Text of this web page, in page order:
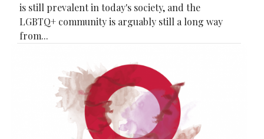
is still prevalent in today's society, and the
LGBTQ+ community is arguably still a long way
from...